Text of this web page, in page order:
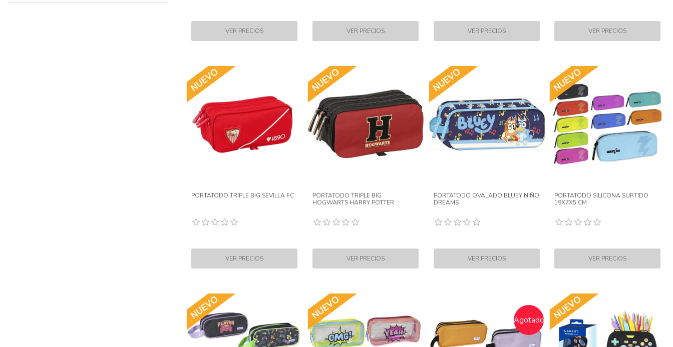
PORTATODO TRIPLE BIG SEVILLA FC
PORTATODO TRIPLE BIG
HOGWARTS HARRY POTTER
PORTATODO OVALADO BLUEY NIÑO
DREAMS
PORTATODO SILICONA SURTIDO
19X7X5 CM
Agotado